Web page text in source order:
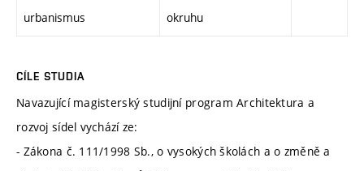
urbanismus
okruhu
CÍLE STUDIA
Navazující magisterský studijní program Architektura a
rozvoj sídel vychází ze:
- Zákona č. 111/1998 Sb., o vysokých školách a o změně a